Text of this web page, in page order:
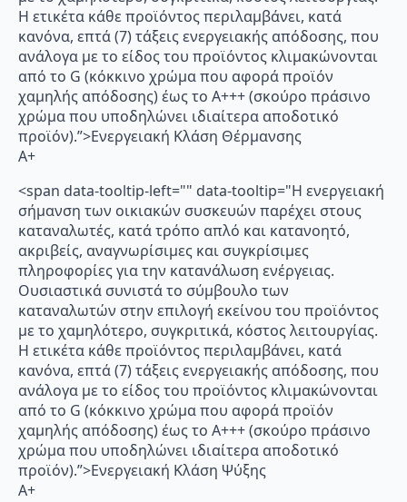
Η ετικέτα κάθε προϊόντος περιλαμβάνει, κατά
κανόνα, επτά (7) τάξεις ενεργειακής απόδοσης, που
ανάλογα με το είδος του προϊόντος κλιμακώνονται
από το G (κόκκινο χρώμα που αφορά προϊόν
χαμηλής απόδοσης) έως το Α+++ (σκούρο πράσινο
χρώμα που υποδηλώνει ιδιαίτερα αποδοτικό
προϊόν).”>Ενεργειακή Κλάση Θέρμανσης
A+
<span data-tooltip-left="" data-tooltip="Η ενεργειακή
σήμανση των οικιακών συσκευών παρέχει στους
καταναλωτές, κατά τρόπο απλό και κατανοητό,
ακριβείς, αναγνωρίσιμες και συγκρίσιμες
πληροφορίες για την κατανάλωση ενέργειας.
Ουσιαστικά συνιστά το σύμβουλο των
καταναλωτών στην επιλογή εκείνου του προϊόντος
με το χαμηλότερο, συγκριτικά, κόστος λειτουργίας.
Η ετικέτα κάθε προϊόντος περιλαμβάνει, κατά
κανόνα, επτά (7) τάξεις ενεργειακής απόδοσης, που
ανάλογα με το είδος του προϊόντος κλιμακώνονται
από το G (κόκκινο χρώμα που αφορά προϊόν
χαμηλής απόδοσης) έως το Α+++ (σκούρο πράσινο
χρώμα που υποδηλώνει ιδιαίτερα αποδοτικό
προϊόν).”>Ενεργειακή Κλάση Ψύξης
A+